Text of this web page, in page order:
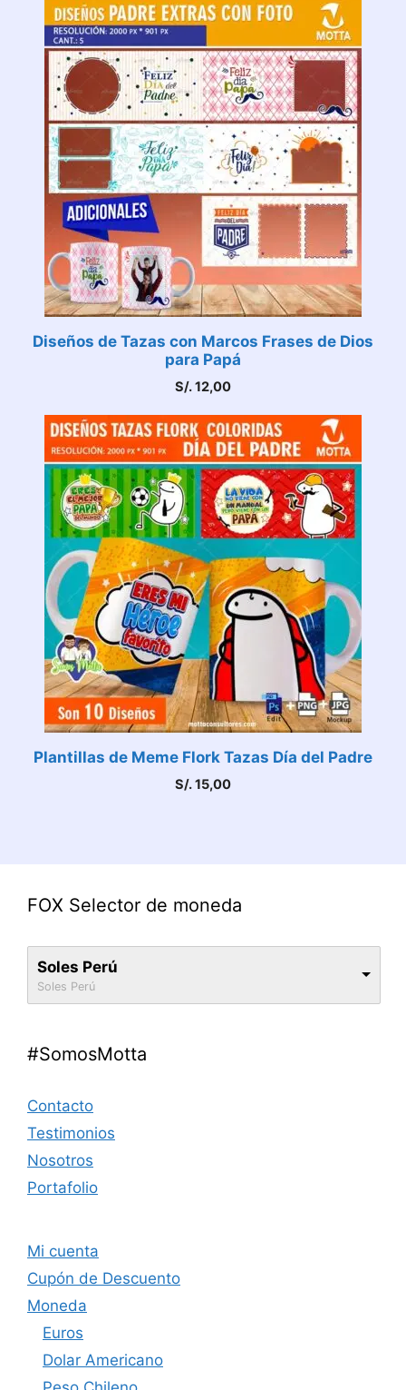
Diseños de Tazas con Marcos Frases de Dios
para Papá
S/.12,00
Plantillas de Meme Flork Tazas Día del Padre
S/.15,00
FOX Selector de moneda
Soles Perú
Soles Perú
#SomosMotta
Contacto
Testimonios
Nosotros
Portafolio
Mi cuenta
Cupón de Descuento
Moneda
Euros
Dolar Americano